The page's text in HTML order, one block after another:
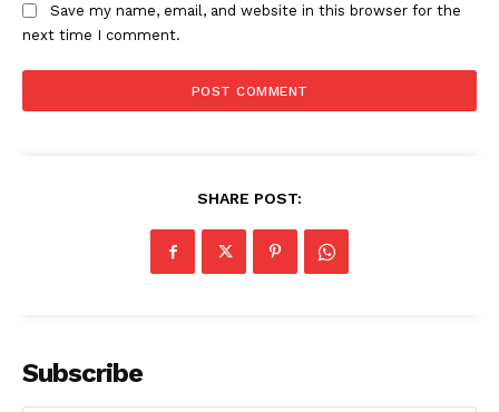
Save my name, email, and website in this browser for the
next time I comment.
SHARE POST:
Subscribe